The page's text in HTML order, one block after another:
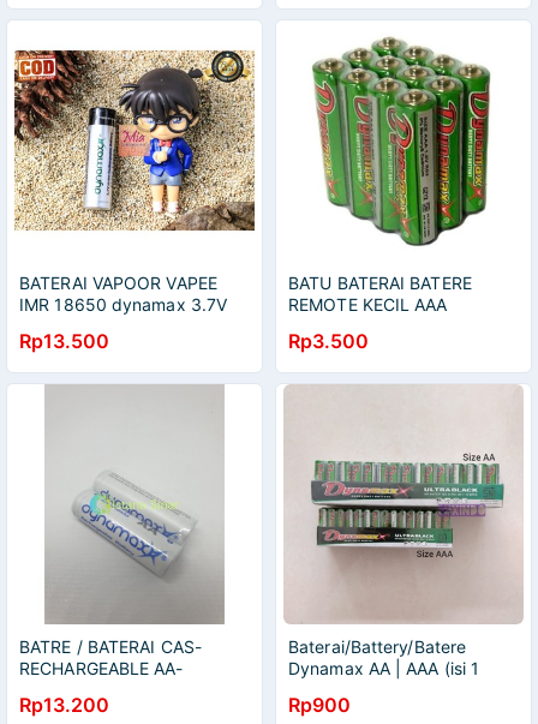
BATERAI VAPOOR VAPEE
IMR 18650 dynamax 3.7V
BATERAI 3000mAh HARGA 1
PCS
Rp13.500
BATU BATERAI BATERE
REMOTE KECIL AAA
Rp3.500
BATRE / BATERAI CAS-
RECHARGEABLE AA-
Rp13.200
Baterai/Battery/Batere
Dynamax AA | AAA (isi 1
Rp900